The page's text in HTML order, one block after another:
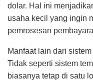
dolar. Hal ini
usaha kecil yang ingin
pemrosesan
Manfaat lain dari
Tidak seperti sistem
biasanya tetap di satu